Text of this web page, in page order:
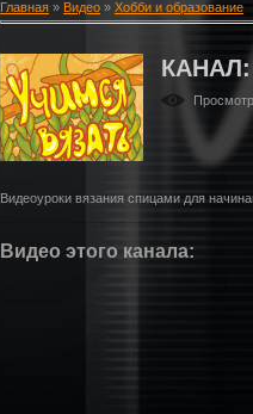
Главная » Видео » Хобби и образование
Видеоуроки вязания спицами для
Видео этого канала: